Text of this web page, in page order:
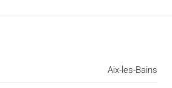
Aix-les-Bains